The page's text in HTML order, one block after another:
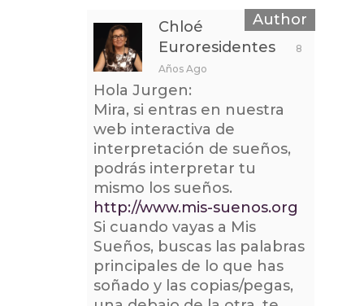
Chloé
Euroresidentes
8
Años Ago
Hola Jurgen:
Mira, si entras en nuestra
web interactiva de
interpretación de sueños,
podrás interpretar tu
mismo los sueños.
http://www.mis-suenos.org
Si cuando vayas a Mis
Sueños, buscas las palabras
principales de lo que has
soñado y las copias/pegas,